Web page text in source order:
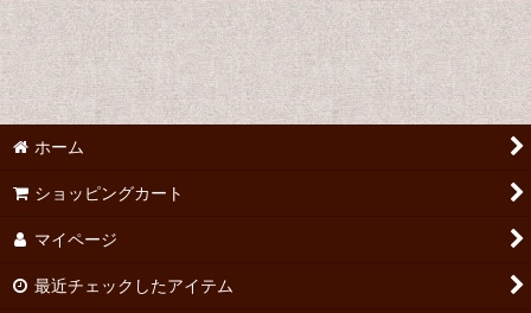
ホーム
ショッピングカート
マイページ
最近チェックしたアイテム